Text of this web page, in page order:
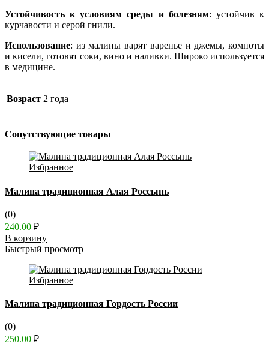
Устойчивость к условиям среды и болезням: устойчив к
курчавости и серой гнили.
Использование: из малины варят варенье и джемы, компоты
и кисели, готовят соки, вино и наливки. Широко используется
в медицине.
Возраст 2 года
Сопутствующие товары
Избранное
Малина традиционная Алая Россыпь
(0)
240.00 ₽
В корзину
Быстрый просмотр
Избранное
Малина традиционная Гордость России
(0)
250.00 ₽